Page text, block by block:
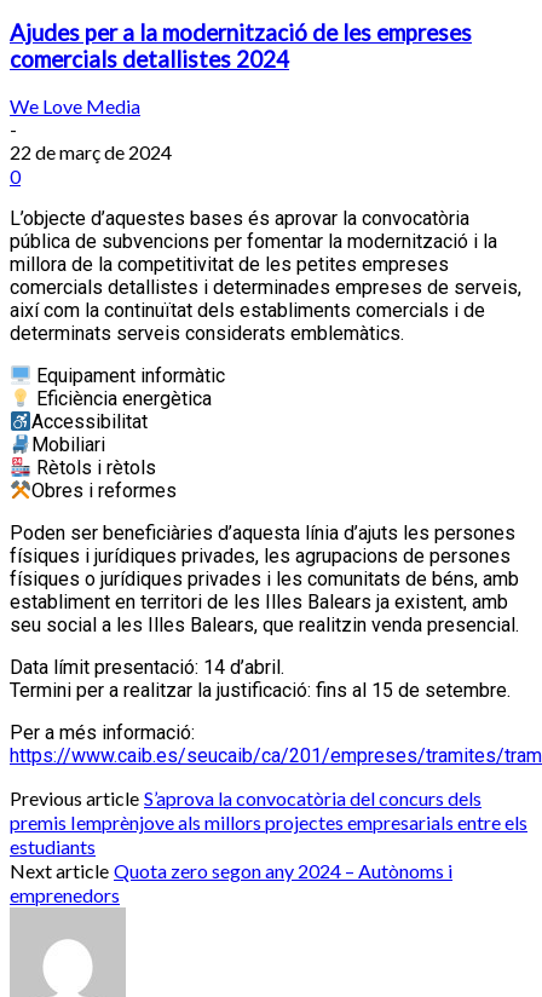
Ajudes per a la modernització de les empreses
comercials detallistes 2024
We Love Media
-
22 de març de 2024
0
L’objecte d’aquestes bases és aprovar la convocatòria
pública de subvencions per fomentar la modernització i la
millora de la competitivitat de les petites empreses
comercials detallistes i determinades empreses de serveis,
així com la continuïtat dels establiments comercials i de
determinats serveis considerats emblemàtics.
Equipament informàtic
Eficiència energètica
Accessibilitat
Mobiliari
Rètols i rètols
Obres i reformes
Poden ser beneficiàries d’aquesta línia d’ajuts les persones
físiques i jurídiques privades, les agrupacions de persones
físiques o jurídiques privades i les comunitats de béns, amb
establiment en territori de les Illes Balears ja existent, amb
seu social a les Illes Balears, que realitzin venda presencial.
Data límit presentació: 14 d’abril.
Termini per a realitzar la justificació: fins al 15 de setembre.
Per a més informació:
https://www.caib.es/seucaib/ca/201/empreses/tramites/
Previous article S’aprova la convocatòria del concurs dels
premis Iemprènjove als millors projectes empresarials entre els
estudiants
Next article Quota zero segon any 2024 – Autònoms i
emprenedors